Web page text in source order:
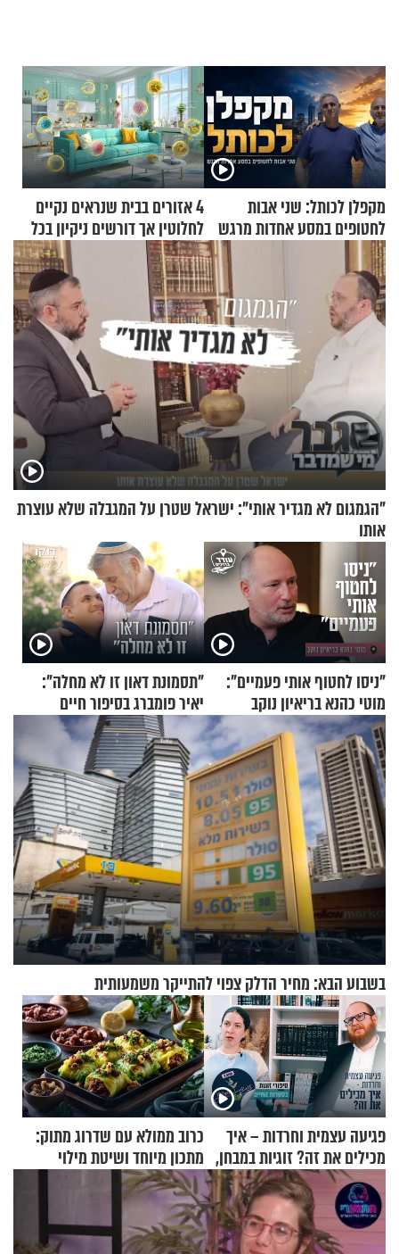
מקפלן לכותל: שני אבות
לחטופים במסע אחדות מרגש
4 אזורים בבית שנראים נקיים
לחלוטין אך דורשים ניקיון בכל
סוף שבוע
"הגמגום לא מגדיר אותי": ישראל שטרן על המגבלה שלא עוצרת
אותו
"ניסו לחטוף אותי פעמיים":
מוטי כהנא בריאיון נוקב
"תסמונת דאון זו לא מחלה":
יאיר פומברג בסיפור חיים
מעורר השראה
בשבוע הבא: מחיר הדלק צפוי להתייקר משמעותית
פגיעה עצמית וחרדות – איך
מכילים את זה? זוגיות במבחן,
הפעם עם יהודית ואלתר כהן
כרוב ממולא עם שדרוג מתוק:
מתכון מיוחד ושיטת מילוי
שאתם חייבים לנסות